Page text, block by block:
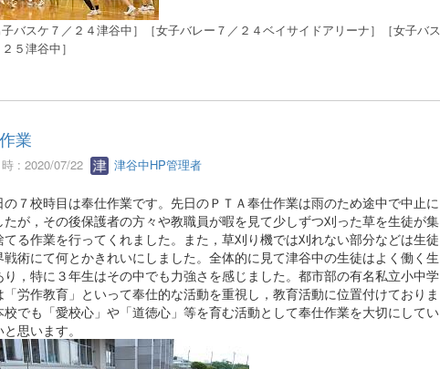
バスケ ７／２４津谷中］ ［女子バレー７ ／２４ベイサイドアリーナ］
［女子バス
５津谷中］
業
: 2020/07/22 津谷中HP管理者
７校時目は奉仕作業です。先日のＰＴＡ奉仕作業は雨のため途中で中止に
たが，その後保護者の方々や教職員が暇を見て少しずつ刈った草を生徒が集
てる作業を行ってくれました。また，草刈り機では刈れない部分などは生徒
戦術にて何とかきれいにしました。全体的に見て津谷中の生徒はよく働く生
り，特に３年生はその中でも力強さを感じました。都市部の有名私立小中学
「労作教育」といって奉仕的な活動を重視し，教育活動に位置付けておりま
校でも「愛校心」や「道徳心」等を育む活動として奉仕作業を大切にしてい
思います。